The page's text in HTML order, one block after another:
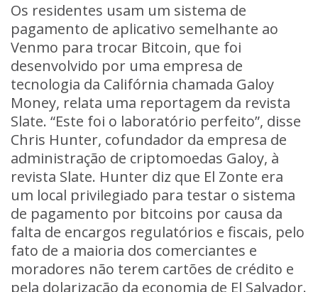
Os residentes usam um sistema de
pagamento de aplicativo semelhante ao
Venmo para trocar Bitcoin, que foi
desenvolvido por uma empresa de
tecnologia da Califórnia chamada Galoy
Money, relata uma reportagem da revista
Slate. “Este foi o laboratório perfeito”, disse
Chris Hunter, cofundador da empresa de
administração de criptomoedas Galoy, à
revista Slate. Hunter diz que El Zonte era
um local privilegiado para testar o sistema
de pagamento por bitcoins por causa da
falta de encargos regulatórios e fiscais, pelo
fato de a maioria dos comerciantes e
moradores não terem cartões de crédito e
pela dolarização da economia de El Salvador.